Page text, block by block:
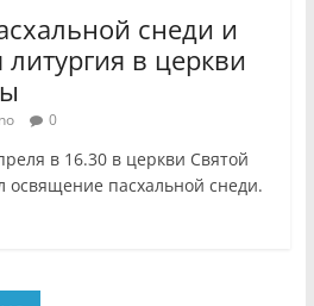
снеди и
в церкви
0
в 16.30 в церкви Святой
освящение пасхальной снеди.